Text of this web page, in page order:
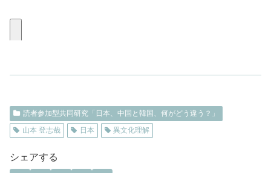
読者参加型共同研究「日本、中国と韓国、何がどう違う？」
山本 登志哉
日本 異文化理解
シェアする